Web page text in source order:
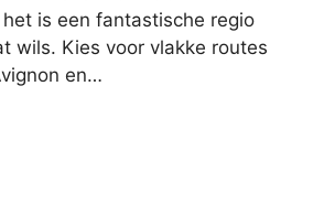
is een fantastische regio
wils. Kies voor vlakke routes
en…